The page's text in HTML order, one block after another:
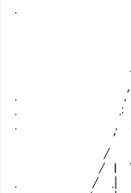
. ..:
／
／
/ /
/ / |
.ｊ{
. ,′ .j{ /-ヽ, |
. .: |_.,ｨ=云
. , .l ', ヽ ＶＹｿ
′ ヽ, ＼
/ ＞｡ ヽ,
/ l ∨
. / .| ∨ |込､